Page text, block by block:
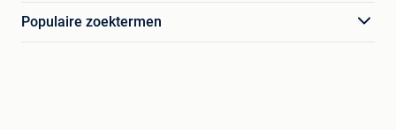
Populaire zoektermen